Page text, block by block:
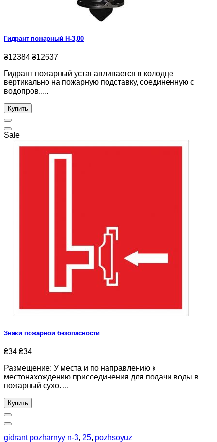
Гидрант пожарный Н-3,00
₴12384 ₴12637
Гидрант пожарный устанавливается в колодце
вертикально на пожарную подставку, соединенную с
водопров.....
Купить
Sale
Знаки пожарной безопасности
₴34 ₴34
Размещение: У места и по направлению к
местонахождению присоединения для подачи воды в
пожарный сухо.....
Купить
gidrant pozharnyy n-3, 25, pozhsoyuz